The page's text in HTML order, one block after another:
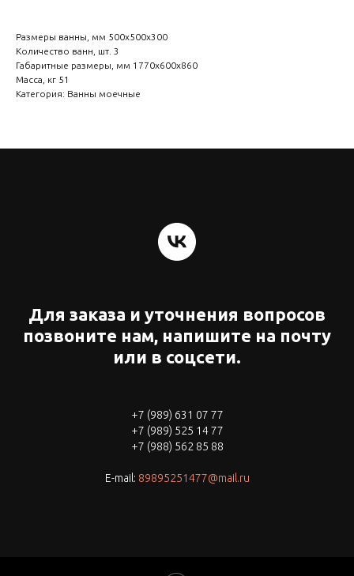
Размеры ванны, мм 500х500х300
Количество ванн, шт. 3
Габаритные размеры, мм 1770х600х860
Масса, кг 51
Категория: Ванны моечные
Для заказа и уточнения вопросов
позвоните нам, напишите на почту
или в соцсети.
+7 (989) 631 07 77
+7 (989) 525 14 77
+7 (988) 562 85 88
E-mail: 89895251477@mail.ru